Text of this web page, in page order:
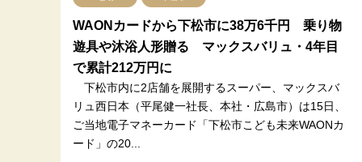
WAONカードから下松市に38万6千円 乗り物
遊具や沐浴人形贈る マックスバリュ・4年目
で累計212万円に
下松市内に2店舗を展開するスーパー、マックスバ
リュ西日本（平尾健一社長、本社・広島市）は15日、
ご当地電子マネーカード「下松市こども未来WAONカ
ード」の20...